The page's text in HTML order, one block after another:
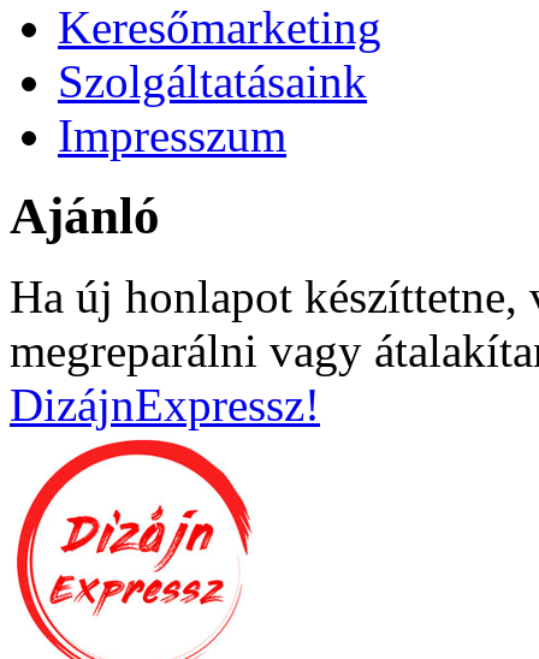
Keresőmarketing
Szolgáltatásaink
Impresszum
Ajánló
Ha új honlapot
megreparálni vagy
DizájnExpressz!